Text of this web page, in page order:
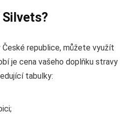
republice, můžete využít
je cena vašeho doplňku stravy
tabulky: